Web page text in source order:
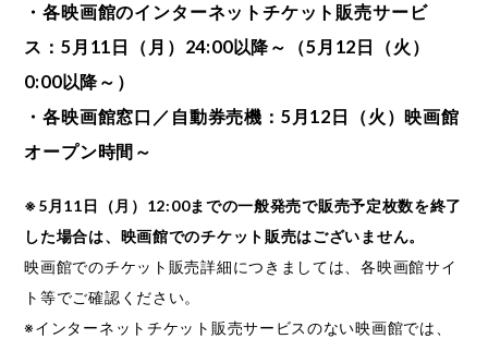
・各映画館のインターネットチケット販売サービ
ス：5月11日（月）24:00以降～（5月12日（火）
0:00以降～）
・各映画館窓口／自動券売機：5月12日（火）映画館
オープン時間～
※5月11日（月）12:00までの一般発売で販売予定枚数を終了
した場合は、映画館でのチケット販売はございません。
映画館でのチケット販売詳細につきましては、各映画館サイ
ト等でご確認ください。
※インターネットチケット販売サービスのない映画館では、